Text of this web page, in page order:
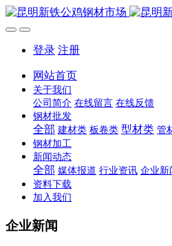
登录 注册
网站首页
关于我们
公司简介 在线留言 在线反馈
钢材批发
全部 建材类 板卷类 型材类 管
钢材加工
新闻动态
全部 媒体报道 行业资讯 企业新
资料下载
加入我们
企业新闻